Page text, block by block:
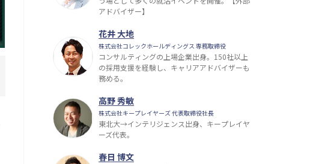
アドバイザー】
花井 大地
株式会社コレックホールディングス 専務取締役
コンサルティングの上場企業出身。150社以上
の採用支援を経験し、キャリアアドバイザーも
務める。
高野 秀敏
株式会社キープレイヤーズ 代表取締役社長
東北大→インテリジェンス出身、キープレイヤ
ーズ代表。
春日 博文